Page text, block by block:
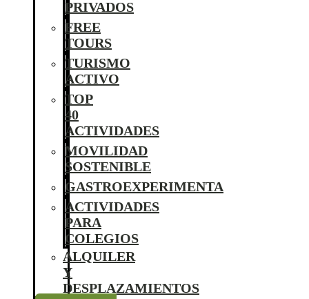
PRIVADOS
FREE
TOURS
TURISMO
ACTIVO
TOP
40
ACTIVIDADES
MOVILIDAD
SOSTENIBLE
GASTROEXPERIMENTA
ACTIVIDADES
PARA
COLEGIOS
ALQUILER
Y
DESPLAZAMIENTOS